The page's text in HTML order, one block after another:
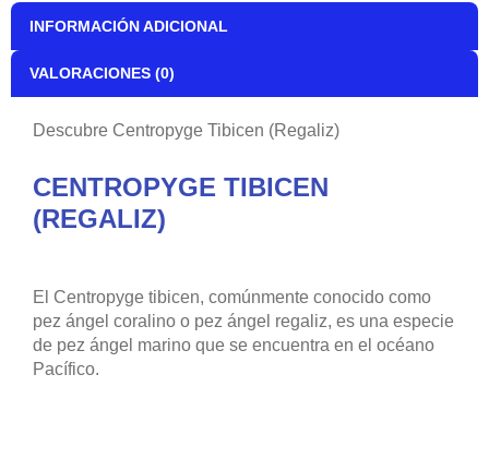
INFORMACIÓN ADICIONAL
VALORACIONES (0)
Descubre Centropyge Tibicen (Regaliz)
CENTROPYGE TIBICEN
(REGALIZ)
El Centropyge tibicen, comúnmente conocido como
pez ángel coralino o pez ángel regaliz, es una especie
de pez ángel marino que se encuentra en el océano
Pacífico.